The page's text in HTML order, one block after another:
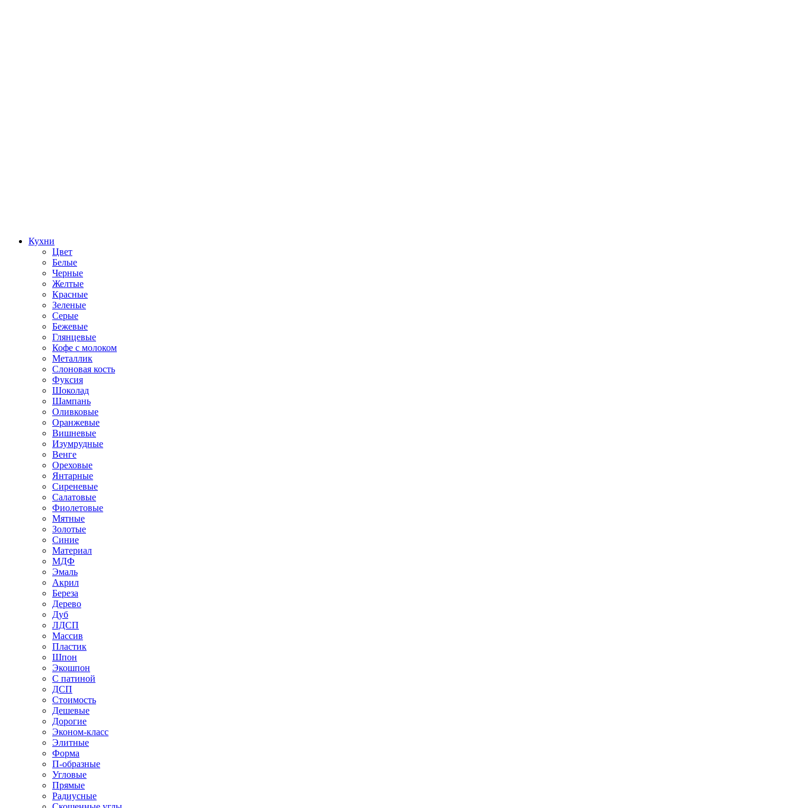
Кухни
Цвет
Белые
Черные
Желтые
Красные
Зеленые
Серые
Бежевые
Глянцевые
Кофе с молоком
Металлик
Слоновая кость
Фуксия
Шоколад
Шампань
Оливковые
Оранжевые
Вишневые
Изумрудные
Венге
Ореховые
Янтарные
Сиреневые
Салатовые
Фиолетовые
Мятные
Золотые
Синие
Материал
МДФ
Эмаль
Акрил
Береза
Дерево
Дуб
ЛДСП
Массив
Пластик
Шпон
Экошпон
С патиной
ДСП
Стоимость
Дешевые
Дорогие
Эконом-класс
Элитные
Форма
П-образные
Угловые
Прямые
Радиусные